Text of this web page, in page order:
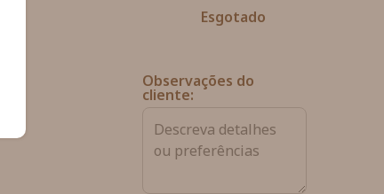
Esgotado
Observações do
cliente: